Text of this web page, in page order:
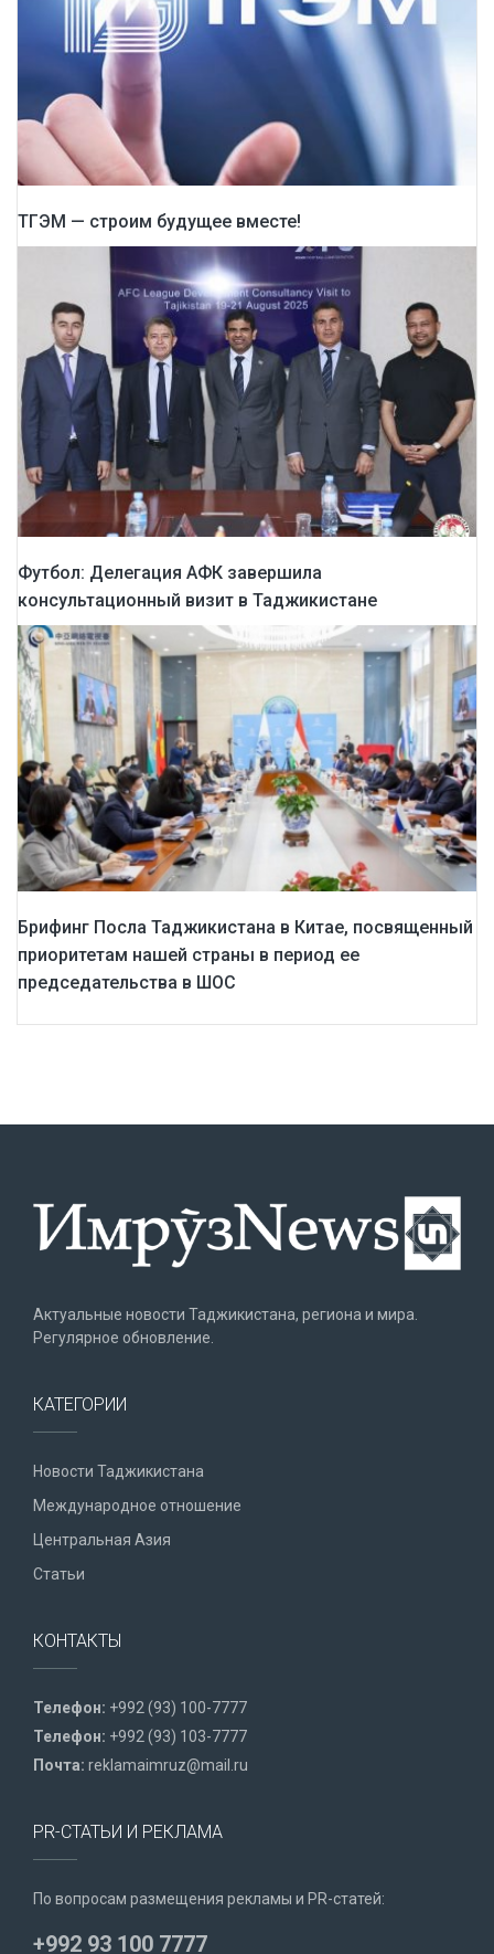
ТГЭМ — строим будущее вместе!
Футбол: Делегация АФК завершила
консультационный визит в Таджикистане
Брифинг Посла Таджикистана в Китае, посвященный
приоритетам нашей страны в период ее
председательства в ШОС
Актуальные новости Таджикистана, региона и мира.
Регулярное обновление.
КАТЕГОРИИ
Новости Таджикистана
Международное отношение
Центральная Азия
Статьи
КОНТАКТЫ
Телефон: +992 (93) 100-7777
Телефон: +992 (93) 103-7777
Почта: reklamaimruz@mail.ru
PR-СТАТЬИ И РЕКЛАМА
По вопросам размещения рекламы и PR-статей:
+992 93 100 7777